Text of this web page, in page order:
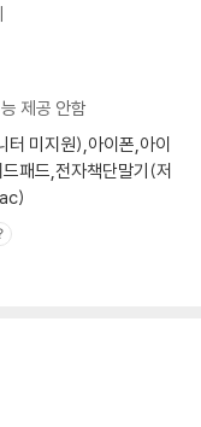
제공 안함
미지원),아이폰,아이
패드,전자책단말기(저